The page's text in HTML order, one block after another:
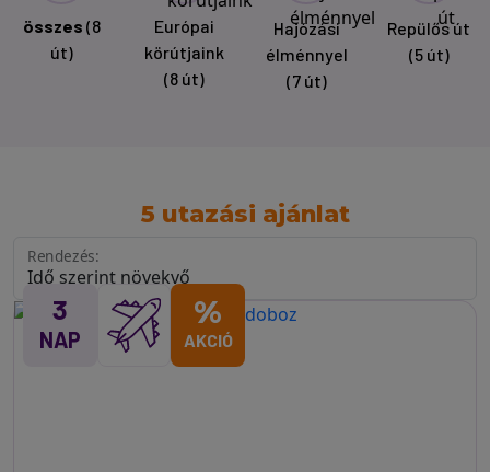
összes (8
út)
Európai
körútjaink
(8 út)
Hajózási
élménnyel
(7 út)
Repülős út
(5 út)
5 utazási ajánlat
Rendezés:
3
NAP
%
AKCIÓ